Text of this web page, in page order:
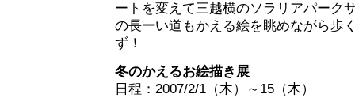
ートを変えて三越横のソラリアパーク
の長ーい道もかえる絵を眺めながら歩
ず！
冬のかえるお絵描き展
日程：2007/2/1（木）～15（木）